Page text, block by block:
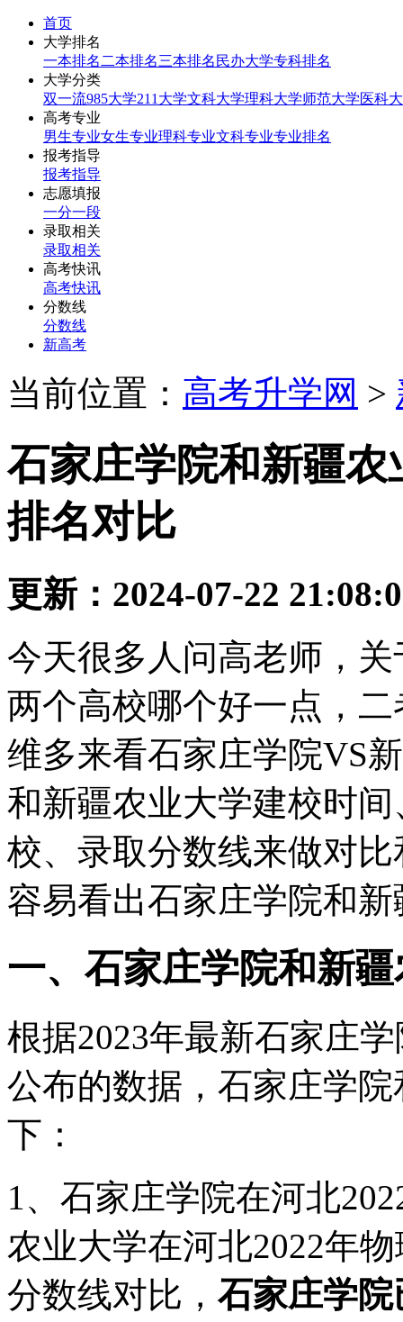
首页
大学排名
一本排名 二本排名三本排名 民办大学专科排名
大学分类
双一流985大学211大学文科大学理科大学师范大学医科
高考专业
男生专业女生专业理科专业文科专业专业排名
报考指导
报考指导
志愿填报
一分一段
录取相关
录取相关
高考快讯
高考快讯
分数线
分数线
新高考
当前位置： 高考升学网 >
石家庄学院和新疆农
排名对比
更新：2024-07-22
今天很多人问高老师，
两个高校哪个好一点，
维多来看石家庄学院VS
和新疆农业大学建校时
校、录取分数线来做对
容易看出石家庄学院和
一、石家庄学院和新
根据2023年最新石家庄
公布的数据，石家庄学
下：
1、石家庄学院在河北
农业大学在河北2022年
分数线对比， 石家庄学